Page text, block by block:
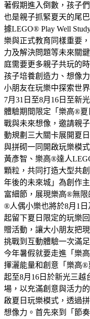
著假期進入倒數，孩子
也是親子抓緊夏天的尾
據LEGO® Play Well
樂與正式教育同樣重要
力及解決問題等未來關
庭需要更多親子共玩的
孩子培養創造力、想像
小朋友在玩樂中探索世
7月31日至8月16日至新
體驗期間限定「樂高®
戰與未來想像，邀請親
動規劃三大關卡展開夏
與拼砌一同開啟玩樂模
黃彥智、樂高®達人
顆粒，共同打造大型共
年後的未來城」為創作
富細節，展現樂高®無
®人偶小樂也將於8月1
起留下夏日限定的玩樂
贈活動，讓大小朋友把
挑戰到互動體驗一次滿
今年暑假就要走進「樂
揮灑能量和創意「樂高®
起至8月16日於新光三越
場，以充滿創意與活力
啟夏日玩樂模式，透過
想像力。首先來到「節